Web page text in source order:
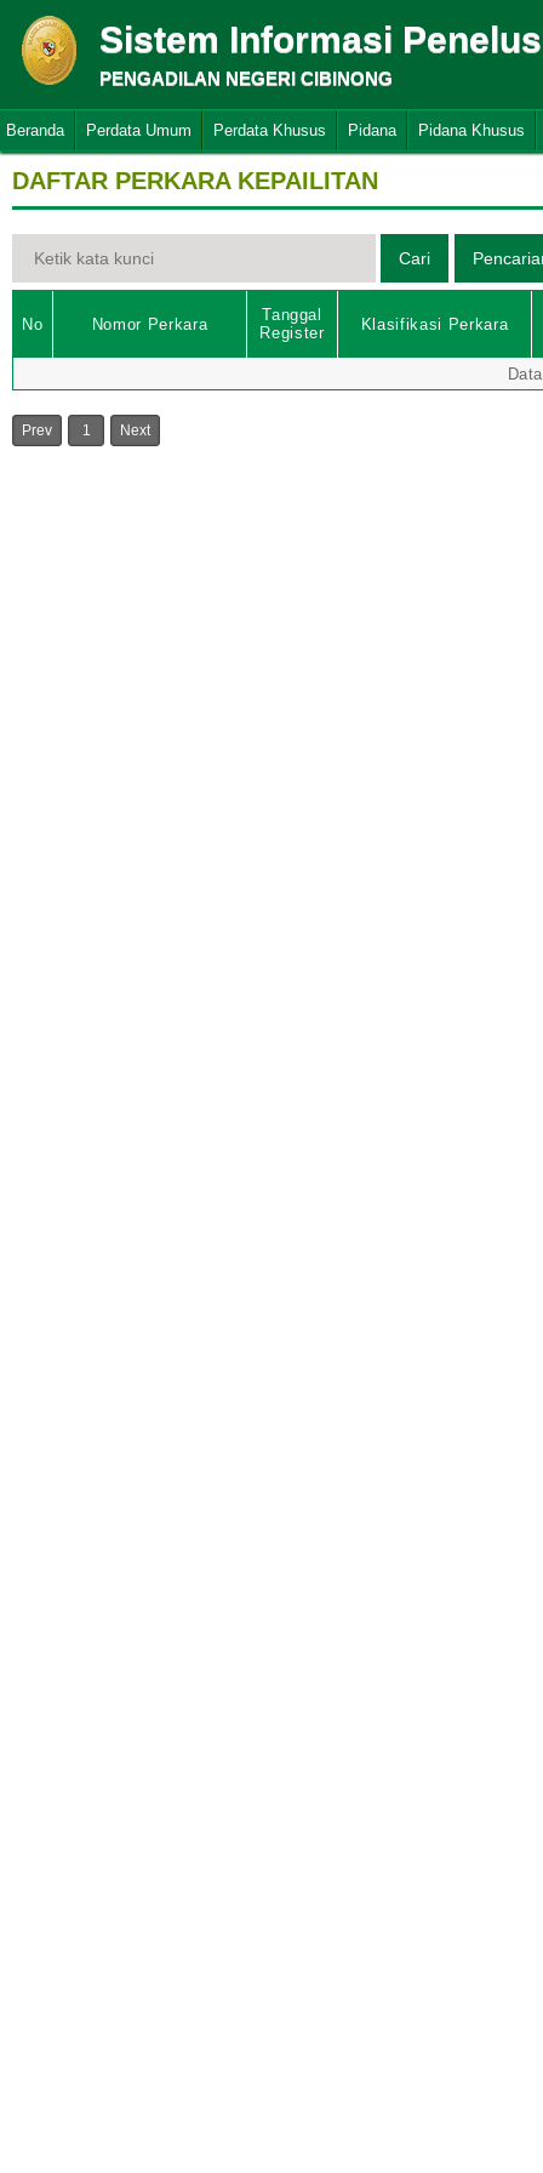
Sistem Informasi
PENGADILAN NEGERI CIBINONG
Beranda Perdata Umum Perdata Khusus Pidana Pidana Khusus
DAFTAR PERKARA KEPAILITAN
No Nomor Perkara
Tanggal
Register
Klasifikasi Perkara
Prev 1 Next